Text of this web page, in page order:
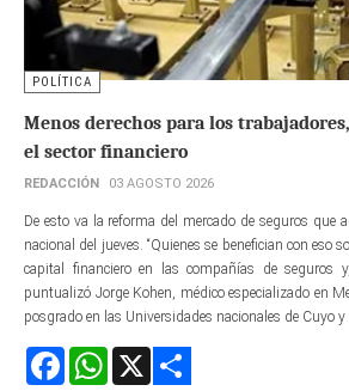
POLÍTICA
Menos derechos para los
el sector financiero
REDACCIÓN 03 AGOSTO 2026
De esto va la reforma del mercado de seguros que
nacional del jueves. “Quienes se benefician con eso
capital financiero en las compañías de seguros
puntualizó Jorge Kohen, médico especializado en
posgrado en las Universidades nacionales de Cuyo y
FacebookWhatsApp